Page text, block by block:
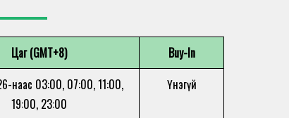
Цаг (GMT+8)
Buy-In
наас 03:00, 07:00, 11:00,
19:00, 23:00
Үнэгүй